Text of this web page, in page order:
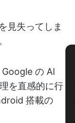
見失ってしま
の AI
を直感的に行
搭載の